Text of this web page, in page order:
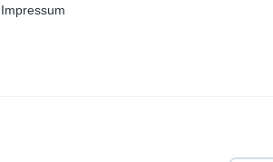
Impressum